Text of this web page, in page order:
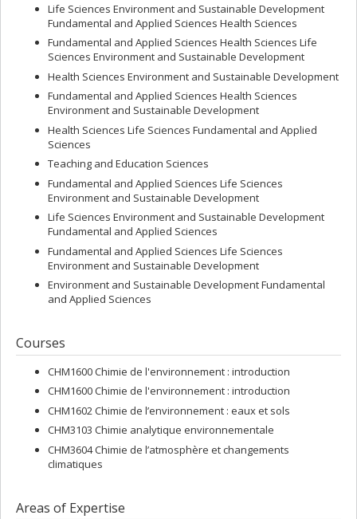
Life Sciences Environment and Sustainable Development
Fundamental and Applied Sciences Health Sciences
Fundamental and Applied Sciences Health Sciences Life
Sciences Environment and Sustainable Development
Health Sciences Environment and Sustainable Development
Fundamental and Applied Sciences Health Sciences
Environment and Sustainable Development
Health Sciences Life Sciences Fundamental and Applied
Sciences
Teaching and Education Sciences
Fundamental and Applied Sciences Life Sciences
Environment and Sustainable Development
Life Sciences Environment and Sustainable Development
Fundamental and Applied Sciences
Fundamental and Applied Sciences Life Sciences
Environment and Sustainable Development
Environment and Sustainable Development Fundamental
and Applied Sciences
Courses
CHM1600 Chimie de l'environnement : introduction
CHM1600 Chimie de l'environnement : introduction
CHM1602 Chimie de l’environnement : eaux et sols
CHM3103 Chimie analytique environnementale
CHM3604 Chimie de l’atmosphère et changements
climatiques
Areas of Expertise